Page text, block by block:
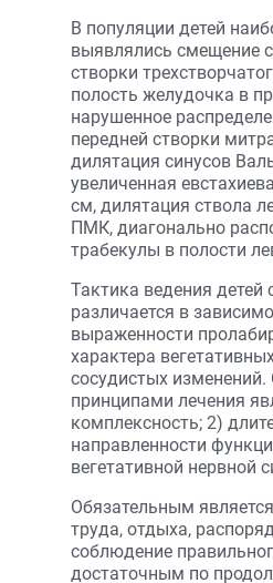
В популяции детей
выявлялись смещение
створки
полость желудочка в
нарушенное
передней створки
дилятация синусов
увеличенная
см, дилятация ствола
ПМК, диагонально
трабекулы в полости
Тактика ведения
различается в
выраженности
характера
сосудистых
принципами лечения
комплексность; 2)
направленности
вегетативной нервной
Обязательным
труда, отдыха,
соблюдение
достаточным по